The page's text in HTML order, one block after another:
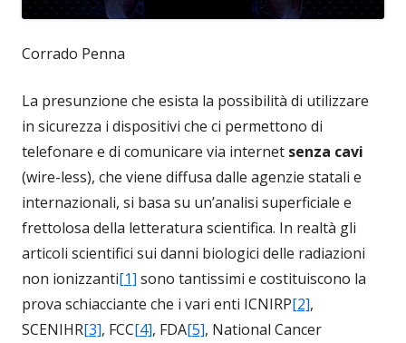
Corrado Penna
La presunzione che esista la possibilità di utilizzare
in sicurezza i dispositivi che ci permettono di
telefonare e di comunicare via internet senza cavi
(wire-less), che viene diffusa dalle agenzie statali e
internazionali, si basa su un’analisi superficiale e
frettolosa della letteratura scientifica. In realtà gli
articoli scientifici sui danni biologici delle radiazioni
non ionizzanti[1] sono tantissimi e costituiscono la
prova schiacciante che i vari enti ICNIRP[2],
SCENIHR[3], FCC[4], FDA[5], National Cancer